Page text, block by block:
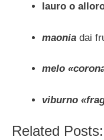
lauro o
maonia dai
melo
viburno
Related Posts: